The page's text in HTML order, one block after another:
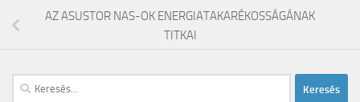
AZ ASUSTOR NAS-OK ENERGIATAKARÉKOSSÁGÁNAK
TITKAI
Keresés: